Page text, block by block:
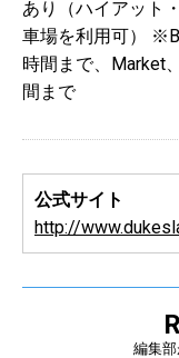
あり（ハイアット
車場を利用可）
時間まで、Market
間まで
公式サイト
http://
編集